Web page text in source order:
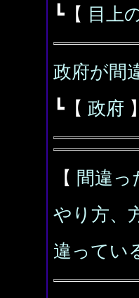
┗【 目上
政府が間
┗【 政府 】
【 間違っ
やり方、
違ってい